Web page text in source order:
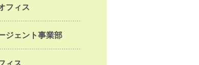
フィス
ジェント事業部
ィス